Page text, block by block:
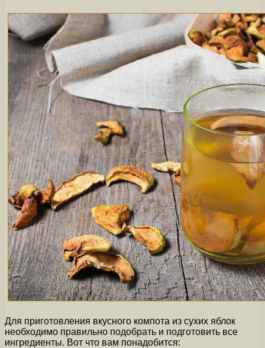
Для приготовления вкусного компота из сухих яблок
необходимо правильно подобрать и подготовить все
ингредиенты. Вот что вам понадобится: